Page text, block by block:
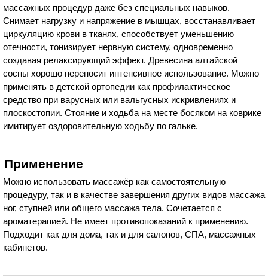
массажных процедур даже без специальных навыков.
Снимает нагрузку и напряжение в мышцах, восстанавливает
циркуляцию крови в тканях, способствует уменьшению
отечности, тонизирует нервную систему, одновременно
создавая релаксирующий эффект. Древесина алтайской
сосны хорошо переносит интенсивное использование. Можно
применять в детской ортопедии как профилактическое
средство при варусных или вальгусных искривлениях и
плоскостопии. Стояние и ходьба на месте босяком на коврике
имитирует оздоровительную ходьбу по гальке.
Применение
Можно использовать массажёр как самостоятельную
процедуру, так и в качестве завершения других видов массажа
ног, ступней или общего массажа тела. Сочетается с
ароматерапией. Не имеет противопоказаний к применению.
Подходит как для дома, так и для салонов, СПА, массажных
кабинетов.